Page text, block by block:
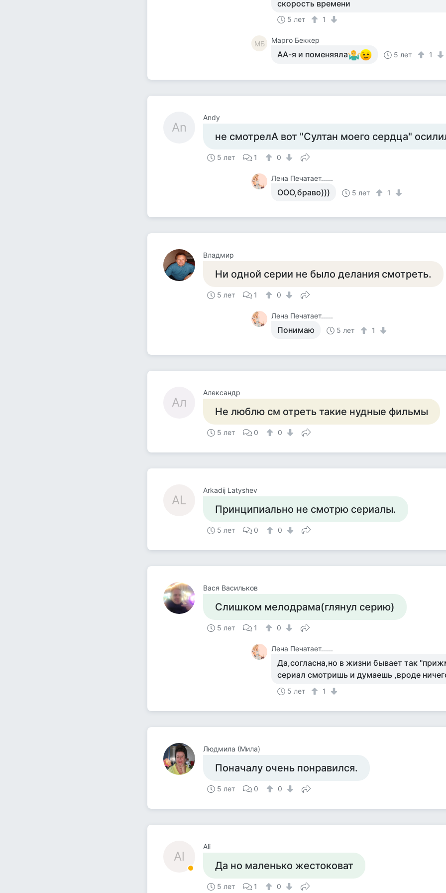
скорость времени
5 лет 1
MБ Mарго Беккер
АА-я и поменяяла 5 лет 1
An
Andy
не смотрелА вот "Султан моего сердца"
5 лет 1 0
Лена Печатает......
ООО,браво))) 5 лет 1
Владмир
Ни одной серии не было делания смотреть.
5 лет 1 0
Лена Печатает......
Понимаю 5 лет 1
Ал
Александр
Не люблю см отреть такие нудные фильмы
5 лет 0 0
AL
Arkadij Latyshev
Принципиально не смотрю сериалы.
5 лет 0 0
Вася Васильков
Слишком мелодрама(глянул серию)
5 лет 1 0
Лена Печатает......
Да,согласна,но в жизни бывает так
сериал смотришь и думаешь ,вроде
5 лет 1
Людмила (Мила)
Поначалу очень понравился.
5 лет 0 0
Al
Ali
Да но маленько жестоковат
5 лет 1 0